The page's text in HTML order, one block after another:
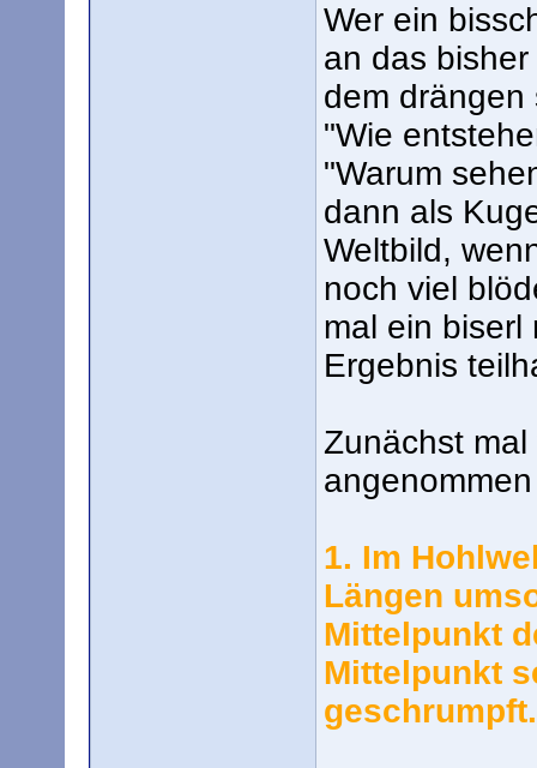
Wer ein
an das
dem drängen
"Wie
"Warum
dann als
Weltbild,
noch viel
mal ein biserl
Ergebnis
Zunächst
1. Im
Längen
Mittelpunkt
Mittelpunkt
geschrumpft.